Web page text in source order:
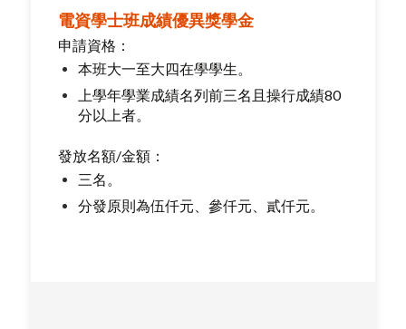
電資學士班成績優異獎學金
申請資格：
本班大一至大四在學學生。
上學年學業成績名列前三名且操行成績80
分以上者。
發放名額/金額：
三名。
分發原則為伍仟元、參仟元、貳仟元。